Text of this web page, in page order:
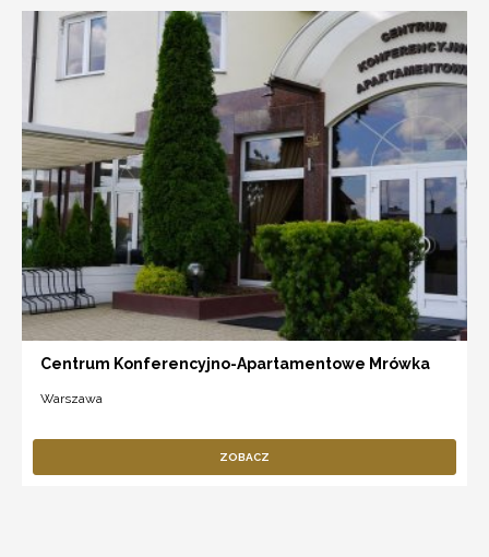
Centrum Konferencyjno-Apartamentowe Mrówka
Warszawa
ZOBACZ